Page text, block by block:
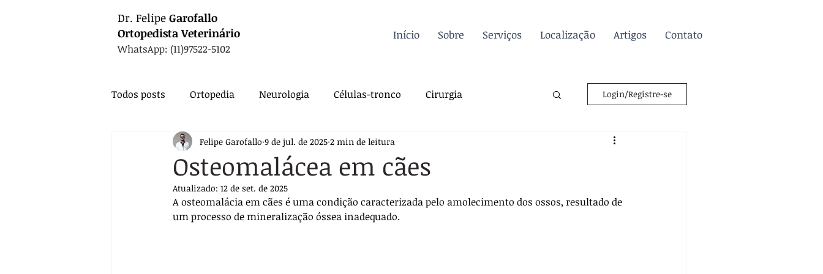
Dr. Felipe Garofallo
Ortopedista Veterinário
WhatsApp: (11)97522-5102
Início Sobre Serviços Localização Artigos Contato
Todos posts Ortopedia Neurologia Células-tronco Cirurgia
Animais Exóticos Medicina Felina Oncologia
Endocrinologia Infectologia
Login/Registre-se
Osteomalácea em cães
Felipe Garofallo 9 de jul. de 2025 2 min de leitura
Atualizado: 12 de set. de 2025
A osteomalácia em cães é uma condição caracterizada pelo amolecimento dos ossos, resultado de
um processo de mineralização óssea inadequado.